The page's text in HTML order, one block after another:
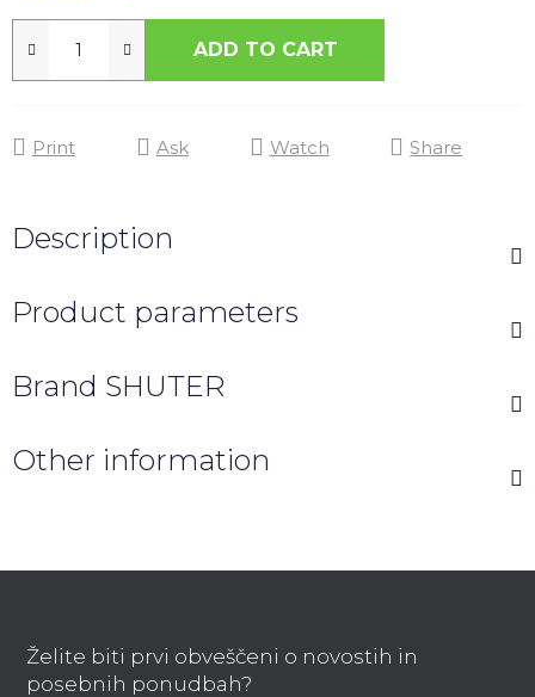
ADD TO CART
Print Ask Watch Share
Description
Product parameters
Brand SHUTER
Other information
Želite biti prvi obveščeni o novostih in
posebnih ponudbah?